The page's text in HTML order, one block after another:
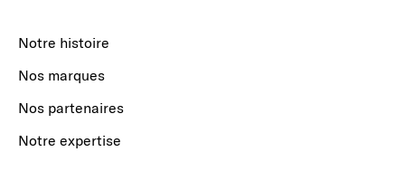
Notre histoire
Nos marques
Nos partenaires
Notre expertise